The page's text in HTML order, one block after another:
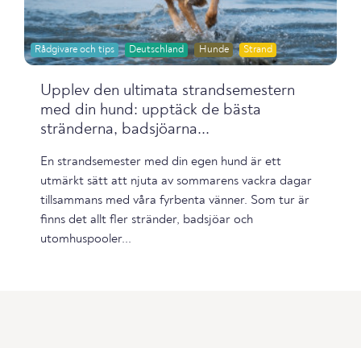
Rådgivare och tips Deutschland Hunde Strand
Upplev den ultimata strandsemestern
med din hund: upptäck de bästa
stränderna, badsjöarna...
En strandsemester med din egen hund är ett
utmärkt sätt att njuta av sommarens vackra dagar
tillsammans med våra fyrbenta vänner. Som tur är
finns det allt fler stränder, badsjöar och
utomhuspooler...